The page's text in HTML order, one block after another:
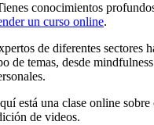
conocimientos
un curso online.
de diferentes sectores
de temas, desde
está una clase online
de videos.